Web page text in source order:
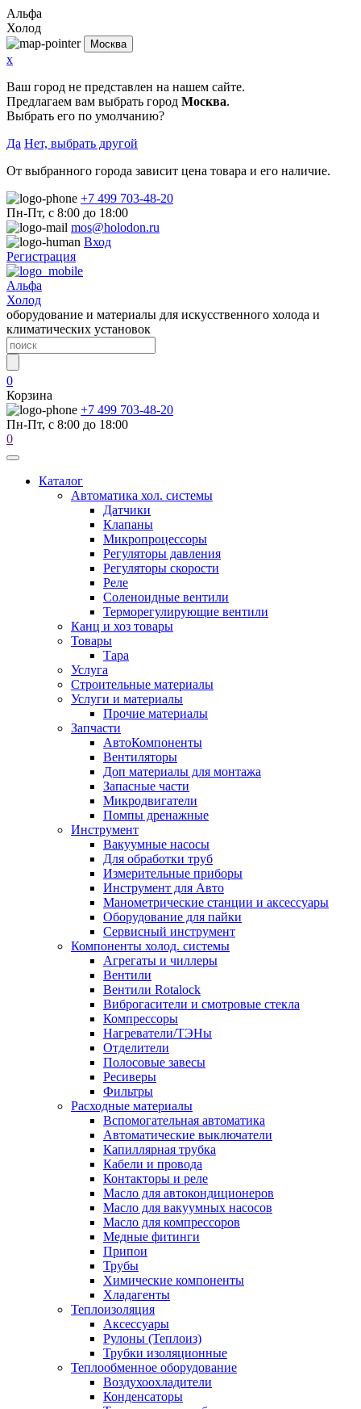
Альфа
Холод
Москва
x
Ваш город не представлен на нашем сайте.
Предлагаем вам выбрать город Москва.
Выбрать его по умолчанию?
Да Нет, выбрать другой
От выбранного города зависит цена товара и его наличие.
+7 499 703-48-20
Пн-Пт, с 8:00 до 18:00
mos@holodon.ru
Вход
Регистрация
Альфа
Холод
оборудование и материалы для искусственного холода и
климатических установок
0
Корзина
+7 499 703-48-20
Пн-Пт, с 8:00 до 18:00
0
Каталог
Автоматика хол. системы
Датчики
Клапаны
Микропроцессоры
Регуляторы давления
Регуляторы скорости
Реле
Соленоидные вентили
Терморегулирующие вентили
Канц и хоз товары
Товары
Тара
Услуга
Строительные материалы
Услуги и материалы
Прочие материалы
Запчасти
АвтоКомпоненты
Вентиляторы
Доп материалы для монтажа
Запасные части
Микродвигатели
Помпы дренажные
Инструмент
Вакуумные насосы
Для обработки труб
Измерительные приборы
Инструмент для Авто
Манометрические станции и аксессуары
Оборудование для пайки
Сервисный инструмент
Компоненты холод. системы
Агрегаты и чиллеры
Вентили
Вентили Rotalock
Виброгасители и смотровые стекла
Компрессоры
Нагреватели/ТЭНы
Отделители
Полосовые завесы
Ресиверы
Фильтры
Расходные материалы
Вспомогательная автоматика
Автоматические выключатели
Капиллярная трубка
Кабели и провода
Контакторы и реле
Масло для автокондиционеров
Масло для вакуумных насосов
Масло для компрессоров
Медные фитинги
Припои
Трубы
Химические компоненты
Хладагенты
Теплоизоляция
Аксессуары
Рулоны (Теплоиз)
Трубки изоляционные
Теплообменное оборудование
Воздухоохладители
Конденсаторы